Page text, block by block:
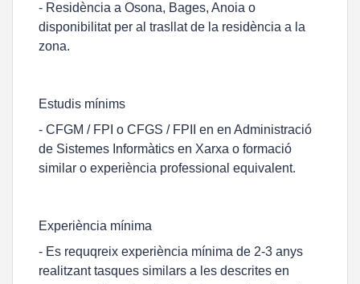
- Residència a Osona, Bages, Anoia o
disponibilitat per al trasllat de la residència a la
zona.
Estudis mínims
- CFGM / FPI o CFGS / FPII en en Administració
de Sistemes Informàtics en Xarxa o formació
similar o experiència professional equivalent.
Experiència mínima
- Es requqreix experiència mínima de 2-3 anys
realitzant tasques similars a les descrites en